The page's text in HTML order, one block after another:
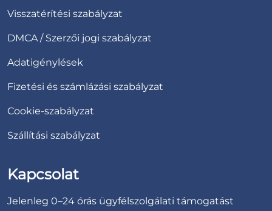
Visszatérítési szabályzat
DMCA / Szerzői jogi szabályzat
Adatigénylések
Fizetési és számlázási szabályzat
Cookie-szabályzat
Szállítási szabályzat
Kapcsolat
Jelenleg 0–24 órás ügyfélszolgálati támogatást